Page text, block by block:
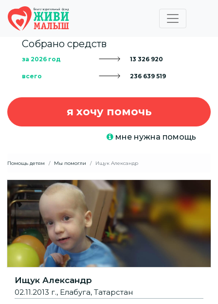
Собрано средств
за 2026 год 13 326 920
всего 236 639 519
я хочу помочь
мне нужна помощь
Помощь детям Мы помогли Ищук Александр
Ищук Александр
02.11.2013 г., Елабуга, Татарстан